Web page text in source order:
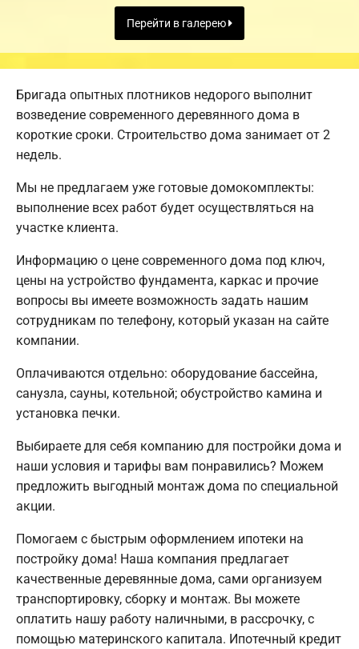
Перейти в галерею
Бригада опытных плотников недорого выполнит
возведение современного деревянного дома в
короткие сроки. Строительство дома занимает от 2
недель.
Мы не предлагаем уже готовые домокомплекты:
выполнение всех работ будет осуществляться на
участке клиента.
Информацию о цене современного дома под ключ,
цены на устройство фундамента, каркас и прочие
вопросы вы имеете возможность задать нашим
сотрудникам по телефону, который указан на сайте
компании.
Оплачиваются отдельно: оборудование бассейна,
санузла, сауны, котельной; обустройство камина и
установка печки.
Выбираете для себя компанию для постройки дома и
наши условия и тарифы вам понравились? Можем
предложить выгодный монтаж дома по специальной
акции.
Помогаем с быстрым оформлением ипотеки на
постройку дома! Наша компания предлагает
качественные деревянные дома, сами организуем
транспортировку, сборку и монтаж. Вы можете
оплатить нашу работу наличными, в рассрочку, с
помощью материнского капитала. Ипотечный кредит